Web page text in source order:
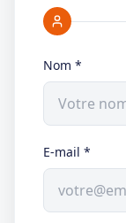
Nom *
E-mail *